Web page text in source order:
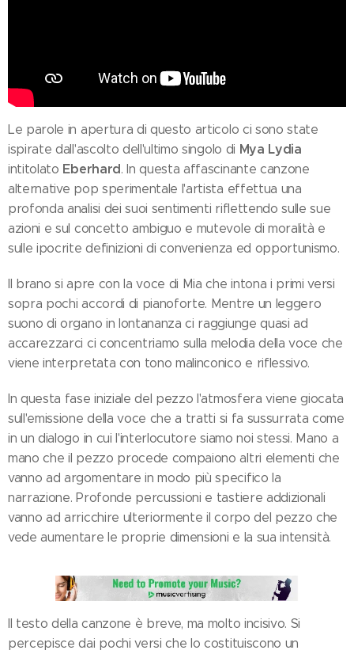
Le parole in apertura di questo articolo ci sono state
ispirate dall'ascolto dell'ultimo singolo di Mya Lydia
intitolato Eberhard. In questa affascinante canzone
alternative pop sperimentale l'artista effettua una
profonda analisi dei suoi sentimenti riflettendo sulle sue
azioni e sul concetto ambiguo e mutevole di moralità e
sulle ipocrite definizioni di convenienza ed opportunismo.
Il brano si apre con la voce di Mia che intona i primi versi
sopra pochi accordi di pianoforte. Mentre un leggero
suono di organo in lontananza ci raggiunge quasi ad
accarezzarci ci concentriamo sulla melodia della voce che
viene interpretata con tono malinconico e riflessivo.
In questa fase iniziale del pezzo l'atmosfera viene giocata
sull'emissione della voce che a tratti si fa sussurrata come
in un dialogo in cui l'interlocutore siamo noi stessi. Mano a
mano che il pezzo procede compaiono altri elementi che
vanno ad argomentare in modo più specifico la
narrazione. Profonde percussioni e tastiere addizionali
vanno ad arricchire ulteriormente il corpo del pezzo che
vede aumentare le proprie dimensioni e la sua intensità.
Il testo della canzone è breve, ma molto incisivo. Si
percepisce dai pochi versi che lo costituiscono un